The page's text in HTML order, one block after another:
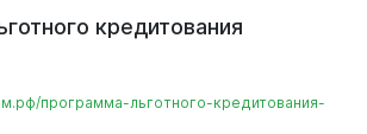
кредитования
программа-льготного-кредитования-